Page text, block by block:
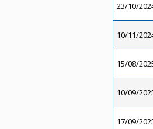
23/10/
10/11/
15/08/
10/09/
17/09/